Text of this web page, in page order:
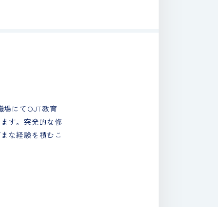
場にてOJT教育
す。突発的な修
な経験を積むこ